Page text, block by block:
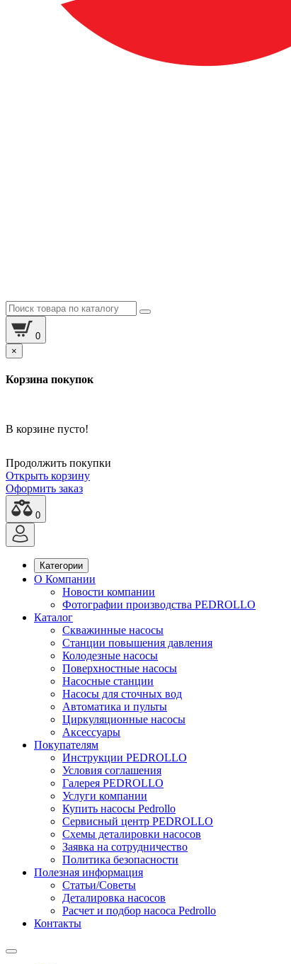
0
×
Корзина покупок
В корзине пусто!
Продолжить покупки
Открыть корзину
Оформить заказ
0
Категории
О Компании
Новости компании
Фотографии производства PEDROLLO
Каталог
Скважинные насосы
Станции повышения давления
Колодезные насосы
Поверхностные насосы
Насосные станции
Насосы для сточных вод
Автоматика и пульты
Циркуляционные насосы
Аксессуары
Покупателям
Инструкции PEDROLLO
Условия соглашения
Галерея PEDROLLO
Услуги компании
Купить насосы Pedrollo
Сервисный центр PEDROLLO
Схемы деталировки насосов
Заявка на сотрудничество
Политика безопасности
Полезная информация
Статьи/Советы
Деталировка насосов
Расчет и подбор насоса Pedrollo
Контакты